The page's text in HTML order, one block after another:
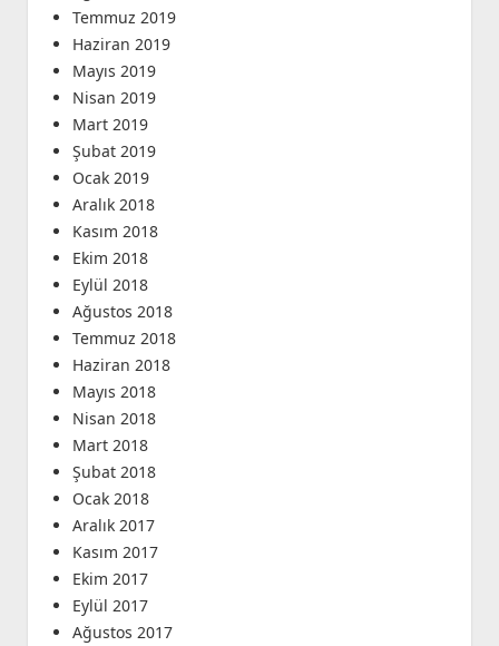
Temmuz 2019
Haziran 2019
Mayıs 2019
Nisan 2019
Mart 2019
Şubat 2019
Ocak 2019
Aralık 2018
Kasım 2018
Ekim 2018
Eylül 2018
Ağustos 2018
Temmuz 2018
Haziran 2018
Mayıs 2018
Nisan 2018
Mart 2018
Şubat 2018
Ocak 2018
Aralık 2017
Kasım 2017
Ekim 2017
Eylül 2017
Ağustos 2017